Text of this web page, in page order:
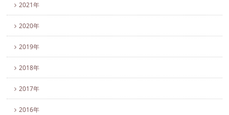
2021年
2020年
2019年
2018年
2017年
2016年